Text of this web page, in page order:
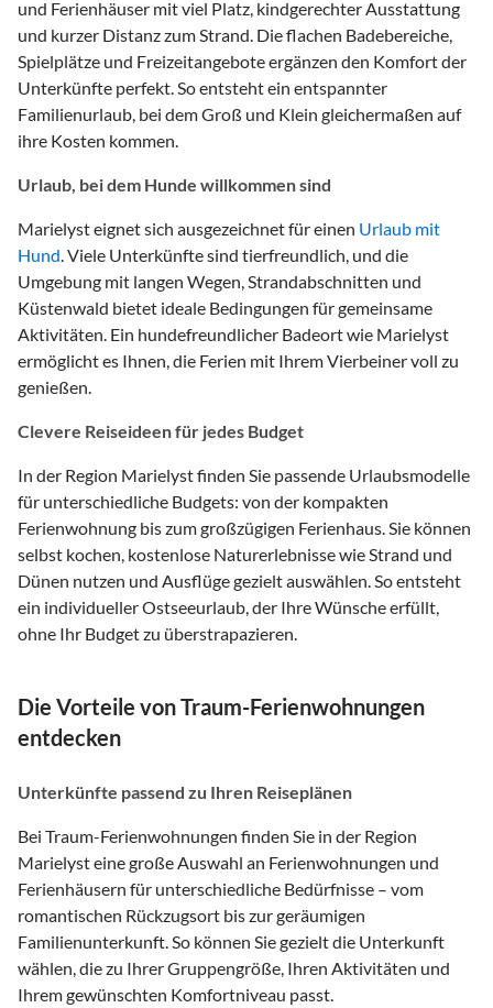
und Ferienhäuser mit viel Platz, kindgerechter Ausstattung
und kurzer Distanz zum Strand. Die flachen Badebereiche,
Spielplätze und Freizeitangebote ergänzen den Komfort der
Unterkünfte perfekt. So entsteht ein entspannter
Familienurlaub, bei dem Groß und Klein gleichermaßen auf
ihre Kosten kommen.
Urlaub, bei dem Hunde willkommen sind
Marielyst eignet sich ausgezeichnet für einen Urlaub mit
Hund. Viele Unterkünfte sind tierfreundlich, und die
Umgebung mit langen Wegen, Strandabschnitten und
Küstenwald bietet ideale Bedingungen für gemeinsame
Aktivitäten. Ein hundefreundlicher Badeort wie Marielyst
ermöglicht es Ihnen, die Ferien mit Ihrem Vierbeiner voll zu
genießen.
Clevere Reiseideen für jedes Budget
In der Region Marielyst finden Sie passende Urlaubsmodelle
für unterschiedliche Budgets: von der kompakten
Ferienwohnung bis zum großzügigen Ferienhaus. Sie können
selbst kochen, kostenlose Naturerlebnisse wie Strand und
Dünen nutzen und Ausflüge gezielt auswählen. So entsteht
ein individueller Ostseeurlaub, der Ihre Wünsche erfüllt,
ohne Ihr Budget zu überstrapazieren.
Die Vorteile von Traum-Ferienwohnungen
entdecken
Unterkünfte passend zu Ihren Reiseplänen
Bei Traum-Ferienwohnungen finden Sie in der Region
Marielyst eine große Auswahl an Ferienwohnungen und
Ferienhäusern für unterschiedliche Bedürfnisse – vom
romantischen Rückzugsort bis zur geräumigen
Familienunterkunft. So können Sie gezielt die Unterkunft
wählen, die zu Ihrer Gruppengröße, Ihren Aktivitäten und
Ihrem gewünschten Komfortniveau passt.